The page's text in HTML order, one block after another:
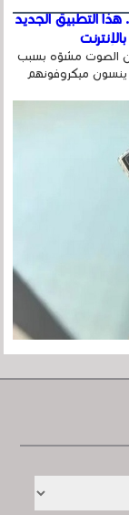
التطبيق الجديد
الصوت مشوّه بسبب
ميكروفونهم